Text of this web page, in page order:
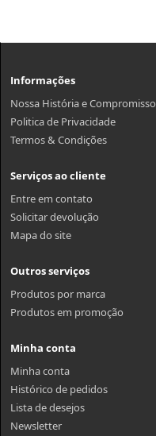
Informações
Nossa História e Compromisso
Politica de Privacidade
Termos & Condições
Serviços ao cliente
Entre em contato
Solicitar devolução
Mapa do site
Outros serviços
Produtos por marca
Produtos em promoção
Minha conta
Minha conta
Histórico de pedidos
Lista de desejos
Newsletter